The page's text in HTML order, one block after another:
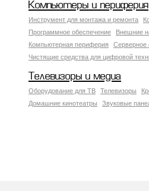
Компьютеры и периферия
Инструмент для монтажа и ремонта
Программное обеспечение
Внешние
Компьютерная периферия
Серверное
Чистящие средства для цифровой
Телевизоры и медиа
Оборудование для ТВ Телевизоры
Домашние кинотеатры
Звуковые